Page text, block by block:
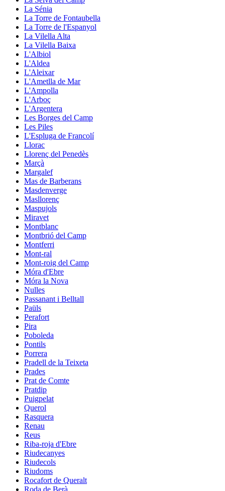
La Sénia
La Torre de Fontaubella
La Torre de l'Espanyol
La Vilella Alta
La Vilella Baixa
L'Albiol
L'Aldea
L'Aleixar
L'Ametlla de Mar
L'Ampolla
L'Arboç
L'Argentera
Les Borges del Camp
Les Piles
L'Espluga de Francolí
Llorac
Llorenç del Penedès
Marçà
Margalef
Mas de Barberans
Masdenverge
Masllorenç
Maspujols
Miravet
Montblanc
Montbrió del Camp
Montferri
Mont-ral
Mont-roig del Camp
Móra d'Ebre
Móra la Nova
Nulles
Passanant i Belltall
Paüls
Perafort
Pira
Poboleda
Pontils
Porrera
Pradell de la Teixeta
Prades
Prat de Comte
Pratdip
Puigpelat
Querol
Rasquera
Renau
Reus
Riba-roja d'Ebre
Riudecanyes
Riudecols
Riudoms
Rocafort de Queralt
Roda de Berà